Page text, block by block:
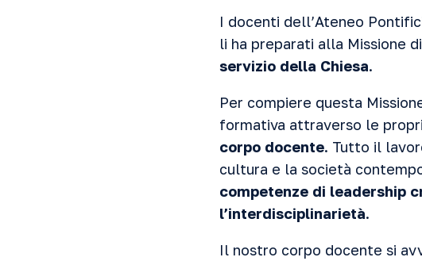
I docenti dell’Ateneo
li ha preparati alla Missione di
servizio della Chiesa.
Per compiere questa
formativa attraverso le
corpo docente. Tutto il
cultura e la società
competenze di leadership
l’interdisciplinarietà.
Il nostro corpo docente si